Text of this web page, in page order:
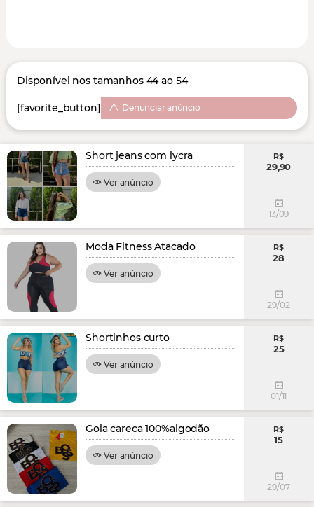
Disponível nos tamanhos 44 ao 54
[favorite_button] Denunciar anúncio
Short jeans com lycra
Ver anúncio
R$
29,90
13/09
Moda Fitness Atacado
Ver anúncio
R$
28
29/02
Shortinhos curto
Ver anúncio
R$
25
01/11
Gola careca 100%algodão
Ver anúncio
R$
15
29/07